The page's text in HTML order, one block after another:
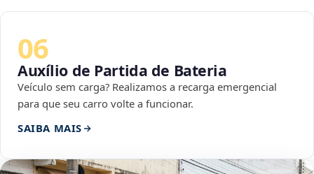
06
Auxílio de Partida de Bateria
Veículo sem carga? Realizamos a recarga emergencial
para que seu carro volte a funcionar.
SAIBA MAIS